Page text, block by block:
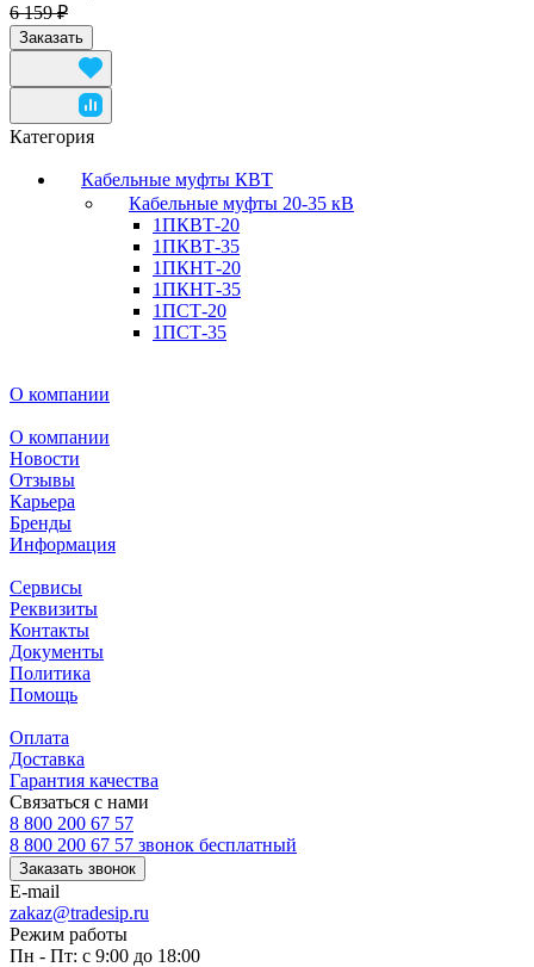
6 159 ₽
Заказать
Категория
Кабельные муфты КВТ
Кабельные муфты 20-35 кВ
1ПКВТ-20
1ПКВТ-35
1ПКНТ-20
1ПКНТ-35
1ПСТ-20
1ПСТ-35
О компании
О компании
Новости
Отзывы
Карьера
Бренды
Информация
Сервисы
Реквизиты
Контакты
Документы
Политика
Помощь
Оплата
Доставка
Гарантия качества
Связаться с нами
8 800 200 67 57
8 800 200 67 57 звонок бесплатный
Заказать звонок
E-mail
zakaz@tradesip.ru
Режим работы
Пн - Пт: с 9:00 до 18:00